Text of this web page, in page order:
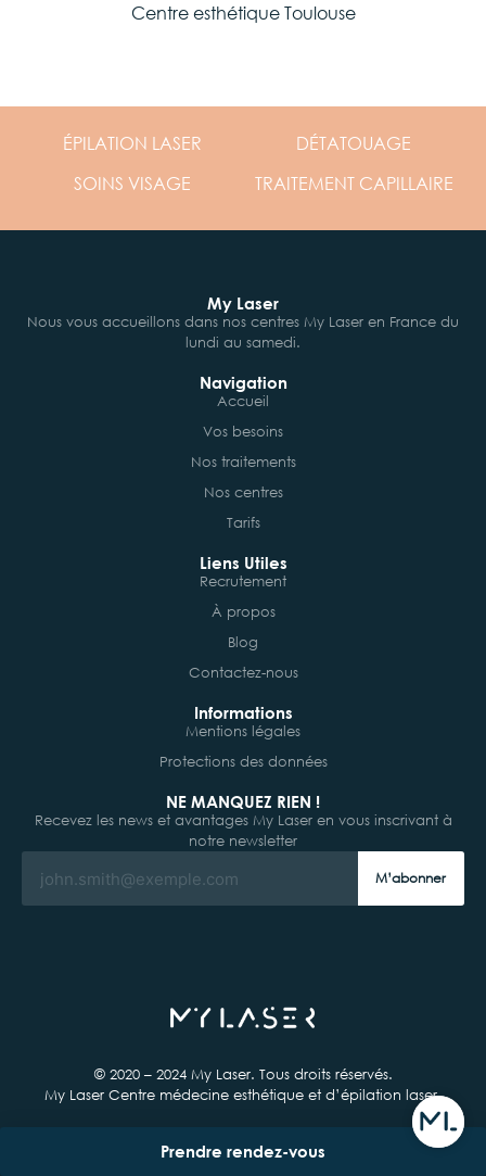
Centre esthétique Toulouse
ÉPILATION LASER
DÉTATOUAGE
SOINS VISAGE TRAITEMENT CAPILLAIRE
My Laser
Nous vous accueillons dans nos centres My Laser en France du
lundi au samedi.
Navigation
Accueil
Vos besoins
Nos traitements
Nos centres
Tarifs
Liens Utiles
Recrutement
À propos
Blog
Contactez-nous
Informations
Mentions légales
Protections des données
NE MANQUEZ RIEN !
Recevez les news et avantages My Laser en vous inscrivant à
notre newsletter
M’abonner
© 2020 – 2024 My Laser. Tous droits réservés.
My Laser Centre médecine esthétique et d’épilation laser.
Prendre rendez-vous